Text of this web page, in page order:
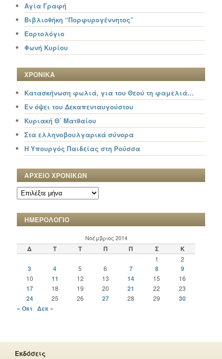
Αγία Γραφή
Βιβλιοθήκη “Πορφυρογέννητος”
Εορτολόγιο
Φωνή Κυρίου
ΧΡΟΝΙΚΑ
Κατασκήνωση φωλιά, για του Θεού τη φαμελιά…
Εν όψει του Δεκαπενταυγούστου
Κυριακή Θ΄ Ματθαίου
Στα ελληνοβουλγαρικά σύνορα
Η Υπουργός Παιδείας στη Ρούσσα
ΑΡΧΕΙΟ ΧΡΟΝΙΚΩΝ
ΑΡΧΕΙΟ
ΧΡΟΝΙΚΩΝ
ΗΜΕΡΟΛΟΓΙΟ
Νοέμβριος 2014
Δ Τ Τ Π Π Σ Κ
1 2
3 4 5 6 7 8 9
10 11 12 13 14 15 16
17 18 19 20 21 22 23
24 25 26 27 28 29
30
« Οκτ Δεκ »
Εκδόσεις